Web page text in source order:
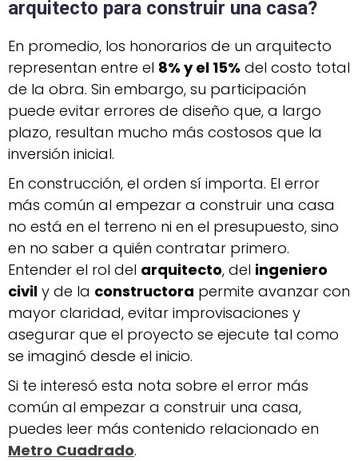
arquitecto para construir una casa?
En promedio, los honorarios de un arquitecto
representan entre el 8% y el 15% del costo total
de la obra. Sin embargo, su participación
puede evitar errores de diseño que, a largo
plazo, resultan mucho más costosos que la
inversión inicial.
En construcción, el orden sí importa. El error
más común al empezar a construir una casa
no está en el terreno ni en el presupuesto, sino
en no saber a quién contratar primero.
Entender el rol del arquitecto, del ingeniero
civil y de la constructora permite avanzar con
mayor claridad, evitar improvisaciones y
asegurar que el proyecto se ejecute tal como
se imaginó desde el inicio.
Si te interesó esta nota sobre el error más
común al empezar a construir una casa,
puedes leer más contenido relacionado en
Metro Cuadrado.